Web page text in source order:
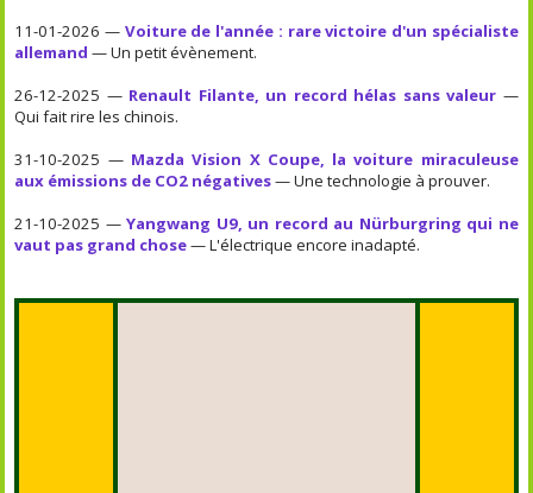
11-01-2026 — Voiture de l'année : rare victoire d'un spécialiste
allemand — Un petit évènement.
26-12-2025 — Renault Filante, un record hélas sans valeur —
Qui fait rire les chinois.
31-10-2025 — Mazda Vision X Coupe, la voiture miraculeuse
aux émissions de CO2 négatives— Une technologie à prouver.
21-10-2025 —Yangwang U9, un record au Nürburgring qui ne
vaut pas grand chose— L'électrique encore inadapté.